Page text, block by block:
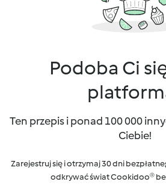
Podoba Ci
Ten przepis i ponad 100 000
Ciebie!
Zarejestruj się i otrzymaj 30 dni
odkrywać świat Cookidoo®